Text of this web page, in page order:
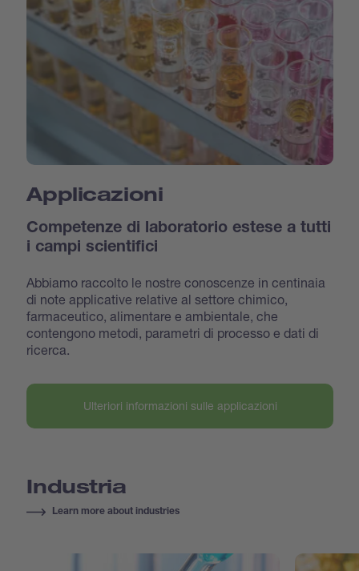
Applicazioni
Competenze di laboratorio estese a tutti
i campi scientifici
Abbiamo raccolto le nostre conoscenze in centinaia
di note applicative relative al settore chimico,
farmaceutico, alimentare e ambientale, che
contengono metodi, parametri di processo e dati di
ricerca.
Ulteriori informazioni sulle applicazioni
Industria
Learn more about industries